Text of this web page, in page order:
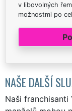
v libovolných
možnostmi po
NAŠE DALŠÍ
Naši